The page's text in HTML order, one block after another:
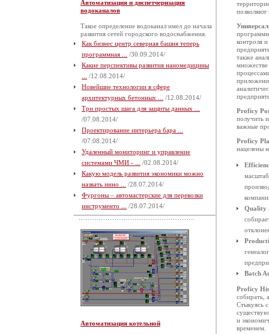
Автоматизация и диспетчеризация
водоканалов
Такое определение водоканал имел до начала
развития сетей городского водоснабжения.
Как бизнес центр северная башня теперь
программная ...
/30.09.2014/
Какие перспективы развития наномедицины
/12.08.2014/
Новейшие технологии в сфере
архитектурных бетонных ...
/12.08.2014/
Три простых шага для защиты данных ...
/07.08.2014/
Проектирование интерьера бара ...
/07.08.2014/
Удаленный мониторинг и управление
системами ЧМИ - ...
/02.08.2014/
Какую модель развития экономики можно
назвать инно ...
/28.07.2014/
Фургоны – автомастерские для перевозки
инструменто ...
/28.07.2014/
Автоматизация котельной
контроля
также
множестве
Proficy
получить
важные
Proficy
нацелены
Quality
Batch
Proficy
собирать,
Стыкуясь
и
временем.